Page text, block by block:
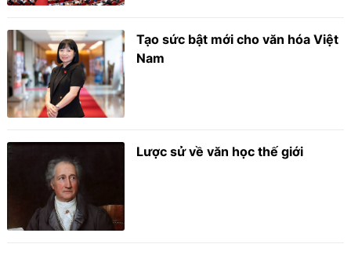
Tạo sức bật mới cho văn hóa Việt
Nam
Lược sử về văn học thế giới